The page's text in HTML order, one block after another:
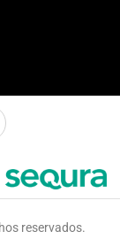
reservados.